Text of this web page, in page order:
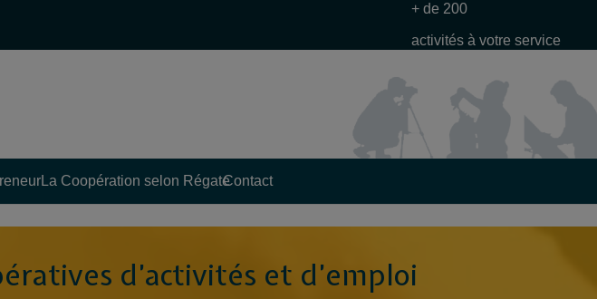
+ de 200
activités à votre service
La Coopération selon RégateContact
d’activités et d’emploi